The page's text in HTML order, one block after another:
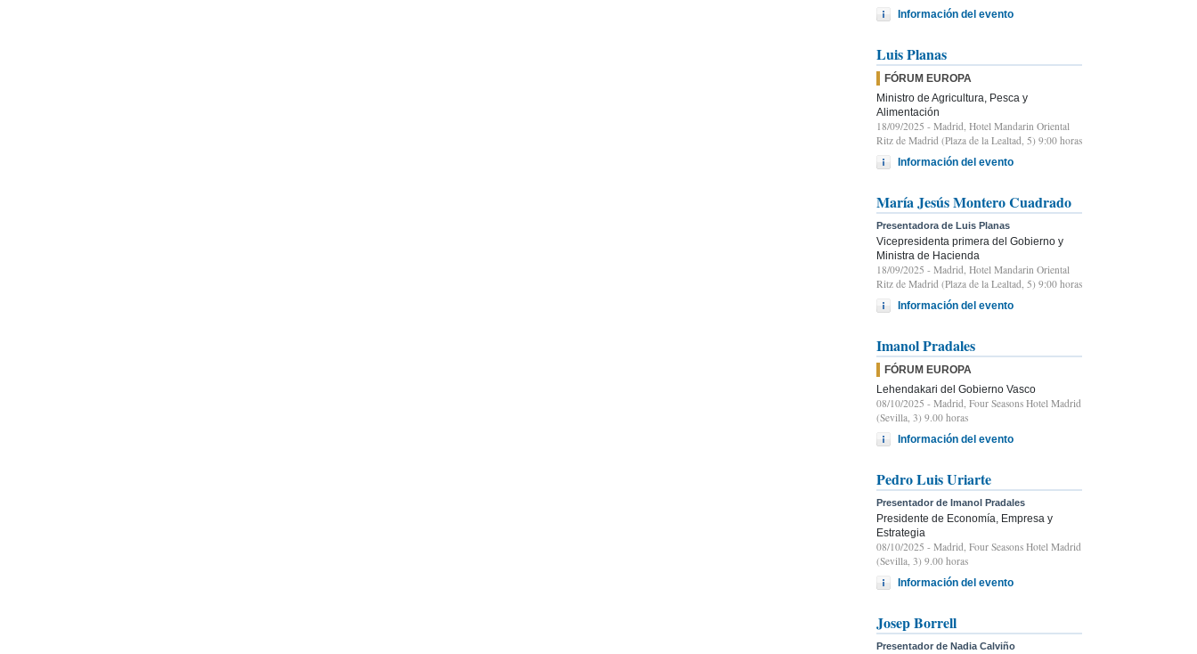
Información del evento
Luis Planas
FÓRUM EUROPA
Ministro de Agricultura, Pesca y
Alimentación
18/09/2025 - Madrid, Hotel Mandarin Oriental
Ritz de Madrid (Plaza de la Lealtad, 5) 9:00 horas
Información del evento
María Jesús Montero Cuadrado
Presentadora de Luis Planas
Vicepresidenta primera del Gobierno y
Ministra de Hacienda
18/09/2025 - Madrid, Hotel Mandarin Oriental
Ritz de Madrid (Plaza de la Lealtad, 5) 9:00 horas
Información del evento
Imanol Pradales
FÓRUM EUROPA
Lehendakari del Gobierno Vasco
08/10/2025 - Madrid, Four Seasons Hotel Madrid
(Sevilla, 3) 9.00 horas
Información del evento
Pedro Luis Uriarte
Presentador de Imanol Pradales
Presidente de Economía, Empresa y
Estrategia
08/10/2025 - Madrid, Four Seasons Hotel Madrid
(Sevilla, 3) 9.00 horas
Información del evento
Josep Borrell
Presentador de Nadia Calviño